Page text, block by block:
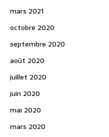
mars 2021
octobre 2020
septembre 2020
août 2020
juillet 2020
juin 2020
mai 2020
mars 2020